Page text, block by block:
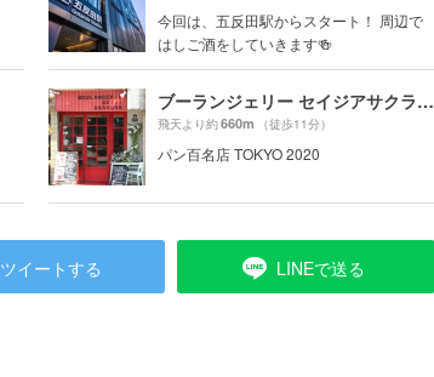
今回は、五反田駅からスタート！ 周辺で
はしご酒をしていきます🍻
ブーランジェリー セイジアサクラ（BOULANGERIE SEIJI ASAKURA）
飛天より約660m （徒歩11分）
パン百名店 TOKYO 2020
ツイートする LINEで送る